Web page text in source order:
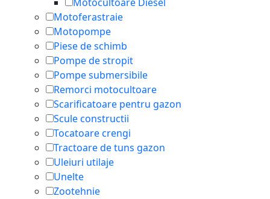
Motocultoare Diesel
Motoferastraie
Motopompe
Piese de schimb
Pompe de stropit
Pompe submersibile
Remorci motocultoare
Scarificatoare pentru gazon
Scule constructii
Tocatoare crengi
Tractoare de tuns gazon
Uleiuri utilaje
Unelte
Zootehnie